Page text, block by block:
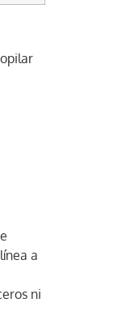
a
ni